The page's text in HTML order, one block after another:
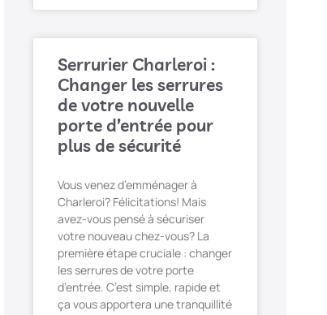
Serrurier Charleroi :
Changer les serrures
de votre nouvelle
porte d’entrée pour
plus de sécurité
Vous venez d’emménager à
Charleroi? Félicitations! Mais
avez-vous pensé à sécuriser
votre nouveau chez-vous? La
première étape cruciale : changer
les serrures de votre porte
d’entrée. C’est simple, rapide et
ça vous apportera une tranquillité